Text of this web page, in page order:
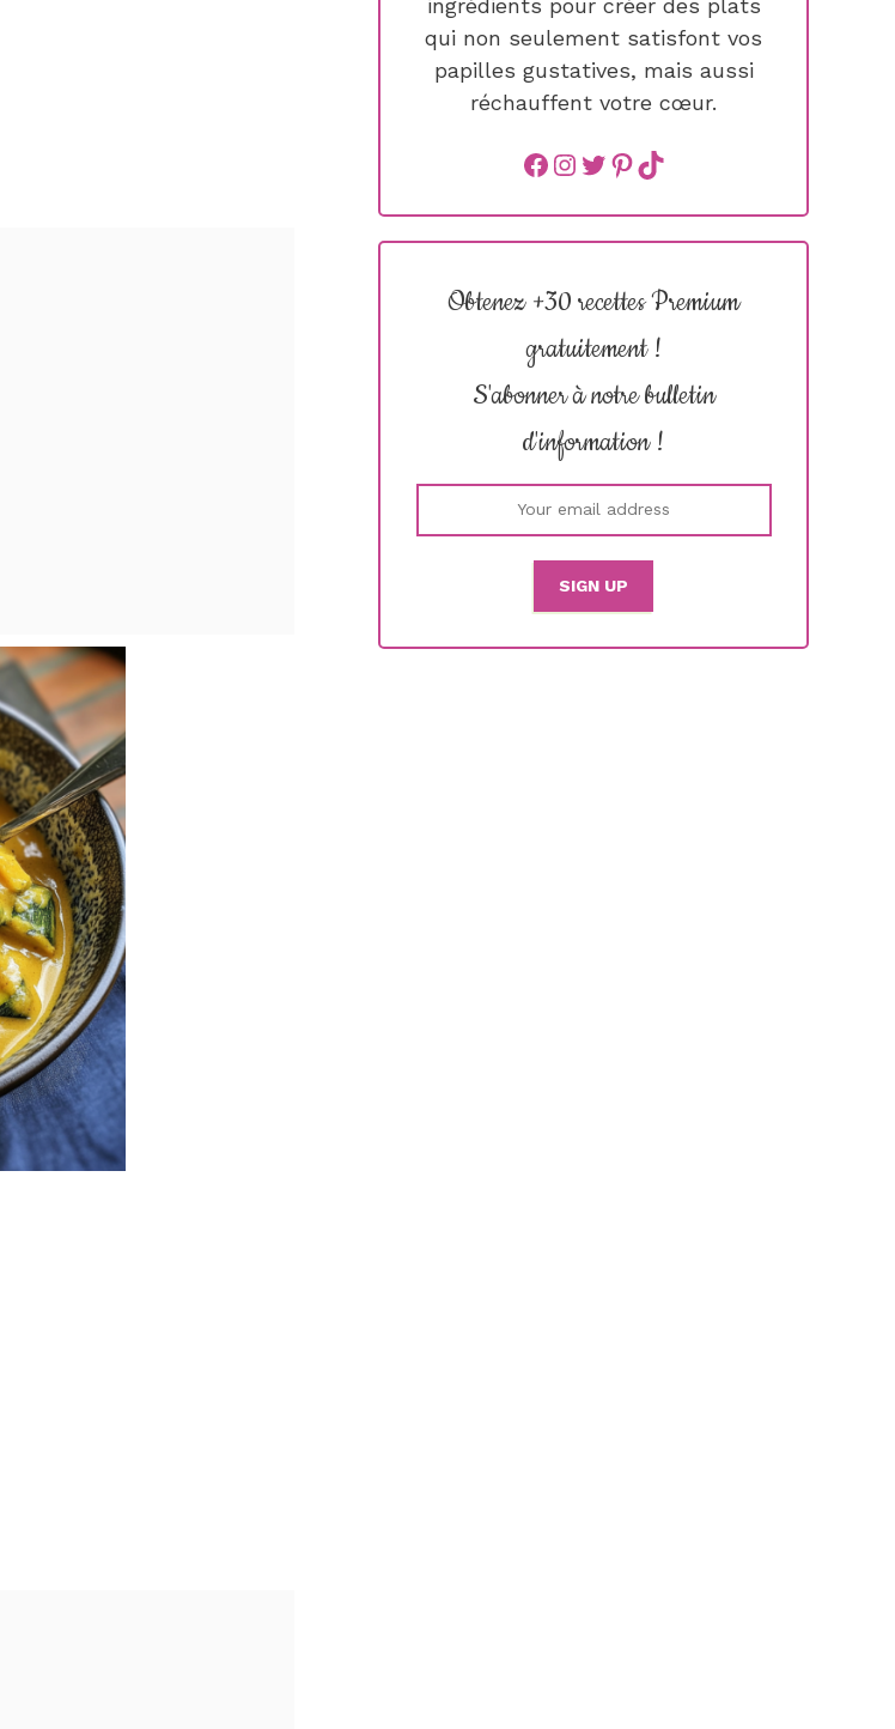
ingrédients pour créer des plats
qui non seulement satisfont vos
papilles gustatives, mais aussi
réchauffent votre cœur.
Facebook
instagram
Twitter
Pinterest
TikTok
Obtenez +30 recettes Premium
gratuitement !
S'abonner à notre bulletin
d'information !